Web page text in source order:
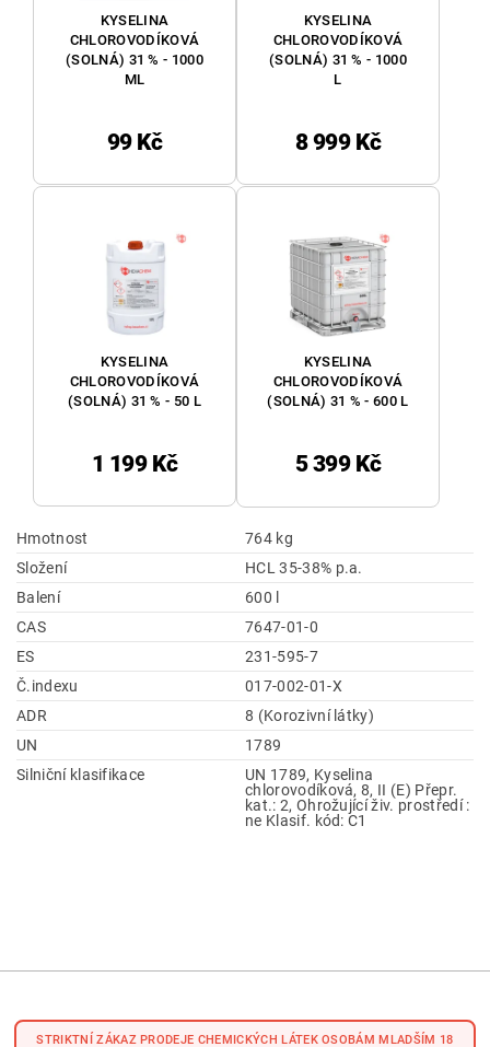
KYSELINA
CHLOROVODÍKOVÁ
(SOLNÁ) 31 % - 1000
ML
99 Kč
KYSELINA
CHLOROVODÍKOVÁ
(SOLNÁ) 31 % - 1000
L
8 999 Kč
KYSELINA
CHLOROVODÍKOVÁ
(SOLNÁ) 31 % - 50 L
1 199 Kč
KYSELINA
CHLOROVODÍKOVÁ
(SOLNÁ) 31 % - 600 L
5 399 Kč
Hmotnost
764 kg
Složení
HCL 35-38% p.a.
Balení
600 l
CAS
7647-01-0
ES
231-595-7
Č.indexu
017-002-01-X
ADR
8 (Korozivní látky)
UN
1789
Silniční klasifikace
UN 1789, Kyselina
chlorovodíková, 8, II (E) Přepr.
kat.: 2, Ohrožující živ. prostředí :
ne Klasif. kód: C1
STRIKTNÍ ZÁKAZ PRODEJE CHEMICKÝCH LÁTEK OSOBÁM MLADŠÍM 18